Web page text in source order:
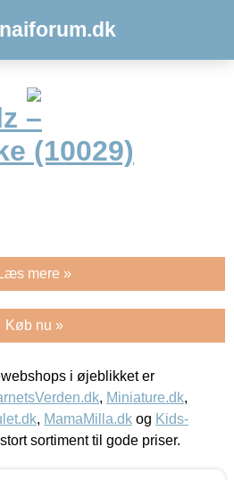
–
(10029)
Læs mere »
Køb nu »
i øjeblikket er
, Miniature.dk,
, MamaMilla.dk og Kids-
sortiment til gode priser.